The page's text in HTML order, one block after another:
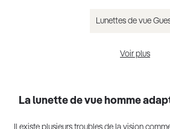
Lunettes de vue
Lunettes de vue homme
Voir plus
La lunette de vue homme
Il existe plusieurs troubles de la vision